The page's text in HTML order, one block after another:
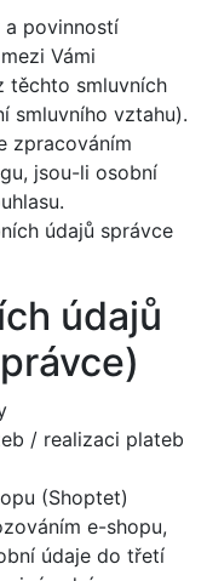
povinností
Vámi
těchto smluvních
smluvního vztahu).
zpracováním
jsou-li osobní
údajů správce
údajů
/ realizaci plateb
(Shoptet)
e-shopu,
údaje do třetí